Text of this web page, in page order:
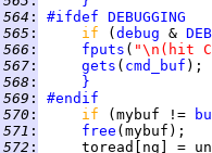
564 : #ifdef DEBUGGING
565 : if ( debug &
566 : fputs ( "\n(hit
567 : gets ( cmd_buf
568 :
}
569 :
#endif
570 : if (mybuf !=
571 : free
572 :